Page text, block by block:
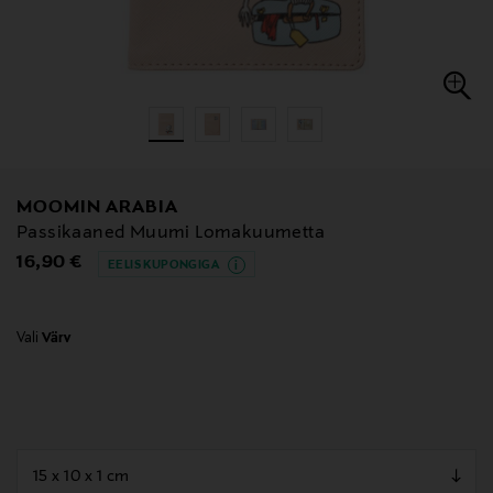
MOOMIN ARABIA
Passikaaned Muumi Lomakuumetta
Original Price
16,90 € EELIS KUPONGIGA
Vali Värv